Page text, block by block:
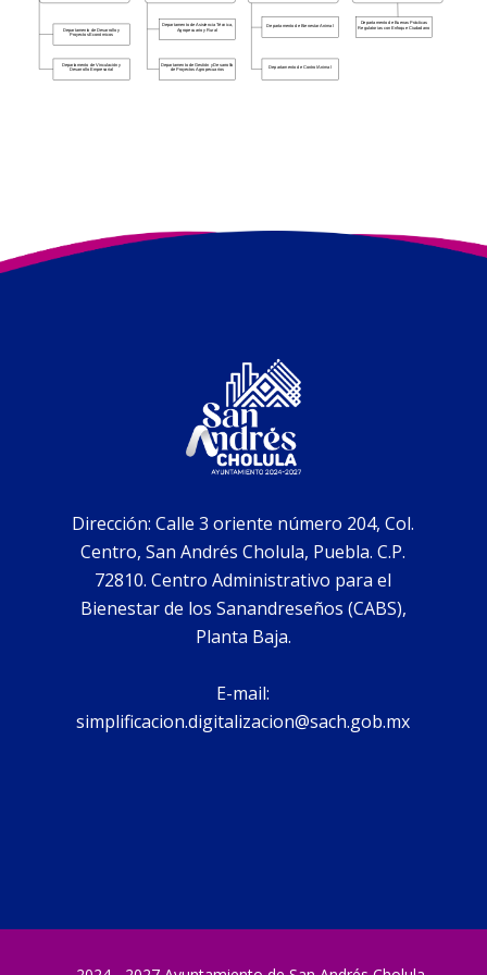
Departamento de Desarrollo y
Proyectos Económicos
Departamento de Vinculación y
Desarrollo Empresarial
Departamento de Asistencia Técnica,
Agropecuario y Rural
Departamento de Gestión y Desarrollo
de Proyectos Agropecuarios
Departamento de Bienestar Animal
Departamento de Control Animal
Departamento de Buenas Prácticas
Regulatorias con Enfoque Ciudadano
Dirección: Calle 3 oriente número 204, Col.
Centro, San Andrés Cholula, Puebla. C.P.
72810. Centro Administrativo para el
Bienestar de los Sanandreseños (CABS),
Planta Baja.
E-mail:
simplificacion.digitalizacion@sach.gob.mx